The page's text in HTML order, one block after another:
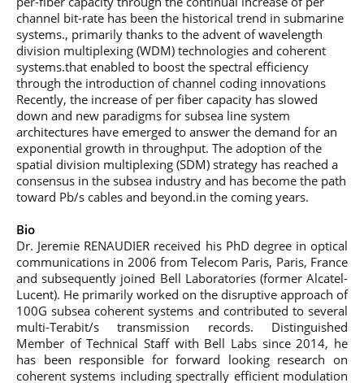
S’engager à Télécom
Paris
Numérique
responsable : nos
élèves impliqués
Parcours Numérique
Responsable
Enquête 1er emploi
Corps des Mines
Parcours Talents : un
Double Diplôme
donnant accès aux
Corps techniques de
l’État
Artificielle en
alternance
(admissions closes)
Expert
cybersécurité des
réseaux et des
systèmes
d’information
Intelligence
Artificielle – Expert
Data & MLops
autonome
Je suis élève en
situation de
handicap, comment
faire ?
Vous êtes admis,
préparez votre
arrivée
Financement
Entreprises &
solutions Mastère
Spécialisé
Événements des
formations de
Mastère Spécialisé
professionnel
• Journaliste
• Diplômé
• Créateur d’entreprise
channel bit-rate has been the historical trend in submarine
systems., primarily thanks to the advent of wavelength
division multiplexing (WDM) technologies and coherent
systems.that enabled to boost the spectral efficiency
through the introduction of channel coding innovations
Recently, the increase of per fiber capacity has slowed
down and new paradigms for subsea line system
architectures have emerged to answer the demand for an
exponential growth in throughput. The adoption of the
spatial division multiplexing (SDM) strategy has reached a
consensus in the subsea industry and has become the path
toward Pb/s cables and beyond.in the coming years.
Bio
Dr. Jeremie RENAUDIER received his PhD degree in optical
communications in 2006 from Telecom Paris, Paris, France
and subsequently joined Bell Laboratories (former Alcatel-
Lucent). He primarily worked on the disruptive approach of
100G subsea coherent systems and contributed to several
multi-Terabit/s transmission records. Distinguished
Member of Technical Staff with Bell Labs since 2014, he
has been responsible for forward looking research on
coherent systems including spectrally efficient modulation